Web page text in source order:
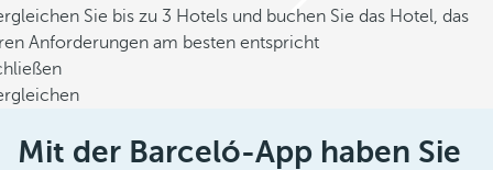
Sie bis zu 3 Hotels und buchen Sie das Hotel, das
Anforderungen am besten entspricht
Mit der Barceló-App haben Sie